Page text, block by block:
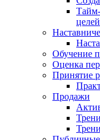
целей
Обучение
Оценка
Принятие
Продажи